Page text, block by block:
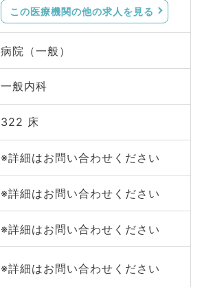
この医療機関の他の求人を見る
病院（一般）
一般内科
322 床
※詳細はお問い合わせください
※詳細はお問い合わせください
※詳細はお問い合わせください
※詳細はお問い合わせください